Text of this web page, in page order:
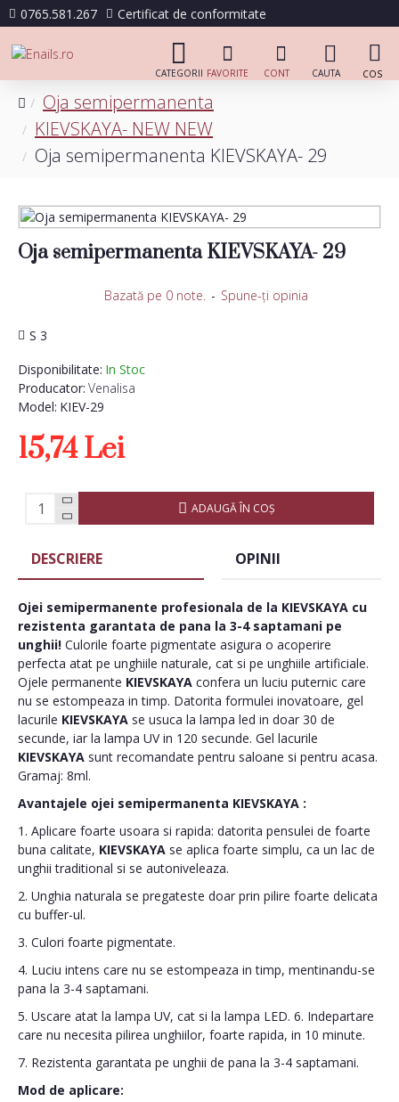
0765.581.267 Certificat de conformitate
Oja semipermanenta
KIEVSKAYA- NEW NEW
Oja semipermanenta KIEVSKAYA- 29
Oja semipermanenta KIEVSKAYA- 29
Disponibilitate: In Stoc
Producator: Venalisa
Model: KIEV-29
S 3
Bazată pe 0 note. - Spune-ţi opinia
15,74 Lei
ADAUGĂ ÎN COŞ
DESCRIERE OPINII
Ojei semipermanente profesionala de la KIEVSKAYA cu
rezistenta garantata de pana la 3-4 saptamani pe
unghii! Culorile foarte pigmentate asigura o acoperire
perfecta atat pe unghiile naturale, cat si pe unghiile artificiale.
Ojele permanente KIEVSKAYA confera un luciu puternic care
nu se estompeaza in timp. Datorita formulei inovatoare, gel
lacurile KIEVSKAYA se usuca la lampa led in doar 30 de
secunde, iar la lampa UV in 120 secunde. Gel lacurile
KIEVSKAYA sunt recomandate pentru saloane si pentru acasa.
Gramaj: 8ml.
Avantajele ojei semipermanenta KIEVSKAYA :
1. Aplicare foarte usoara si rapida: datorita pensulei de foarte
buna calitate, KIEVSKAYA se aplica foarte simplu, ca un lac de
unghii traditional si se autoniveleaza.
2. Unghia naturala se pregateste doar prin pilire foarte delicata
cu buffer-ul.
3. Culori foarte pigmentate.
4. Luciu intens care nu se estompeaza in timp, mentinandu-se
pana la 3-4 saptamani.
5. Uscare atat la lampa UV, cat si la lampa LED. 6. Indepartare
care nu necesita pilirea unghiilor, foarte rapida, in 10 minute.
7. Rezistenta garantata pe unghii de pana la 3-4 saptamani.
Mod de aplicare: